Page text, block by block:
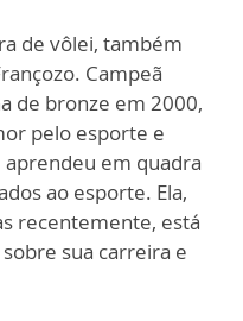
de vôlei, também
Campeã
de bronze em 2000,
pelo esporte e
em quadra
ao esporte. Ela,
recentemente, está
sua carreira e